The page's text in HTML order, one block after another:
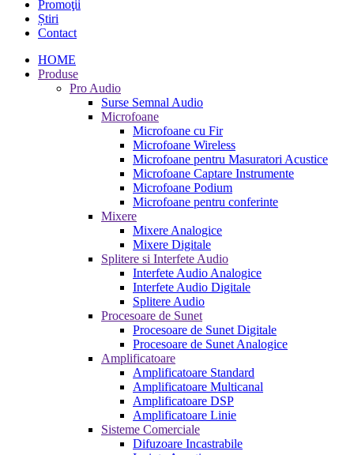
Promoţii
Știri
Contact
HOME
Produse
Pro Audio
Surse Semnal Audio
Microfoane
Microfoane cu Fir
Microfoane Wireless
Microfoane pentru Masuratori Acustice
Microfoane Captare Instrumente
Microfoane Podium
Microfoane pentru conferinte
Mixere
Mixere Analogice
Mixere Digitale
Splitere si Interfete Audio
Interfete Audio Analogice
Interfete Audio Digitale
Splitere Audio
Procesoare de Sunet
Procesoare de Sunet Digitale
Procesoare de Sunet Analogice
Amplificatoare
Amplificatoare Standard
Amplificatoare Multicanal
Amplificatoare DSP
Amplificatoare Linie
Sisteme Comerciale
Difuzoare Incastrabile